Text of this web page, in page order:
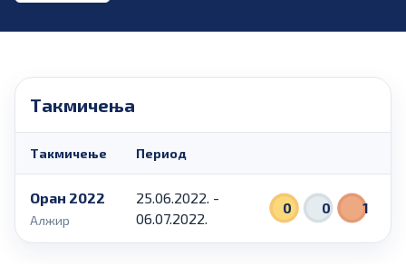
Такмичења
Такмичење Период
Оран 2022
Алжир
25.06.2022. -
06.07.2022.
0 0 1